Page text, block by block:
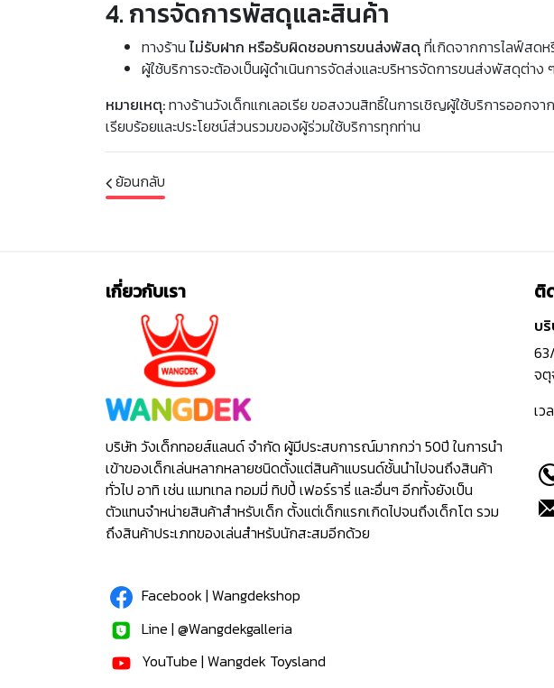
4. การจัดการพัสดุและสินค้า
ทางร้าน ไม่รับฝาก หรือรับผิดชอบการขนส่งพัสดุ ที่เกิดจากการไลฟ์สด
ผู้ใช้บริการจะต้องเป็นผู้ดำเนินการจัดส่งและบริหารจัดการขนส่งพัสดุต่าง
หมายเหตุ:ทางร้านวังเด็กแกเลอเรีย ขอสงวนสิทธิ์ในการเชิญผู้ใช้บริการออกจ
เรียบร้อยและประโยชน์ส่วนรวมของผู้ร่วมใช้บริการทุกท่าน
ย้อนกลับ
เกี่ยวกับเรา
บริษัท วังเด็กทอยส์แลนด์ จำกัด ผู้มีประสบการณ์มากกว่า 50ปี ในการนำ
เข้าของเด็กเล่นหลากหลายชนิดตั้งแต่สินค้าแบรนด์ชั้นนำไปจนถึงสินค้า
ทั่วไป อาทิ เช่น แมทเทล ทอมมี่ ทิปปี้ เฟอร์รารี่ และอื่นๆ อีกทั้งยังเป็น
ตัวแทนจำหน่ายสินค้าสำหรับเด็ก ตั้งแต่เด็กแรกเกิดไปจนถึงเด็กโต รวม
ถึงสินค้าประเภทของเล่นสำหรับนักสะสมอีกด้วย
Facebook | Wangdekshop
Line | @Wangdekgalleria
YouTube | Wangdek Toysland
ติ
บ
จตุ
เว